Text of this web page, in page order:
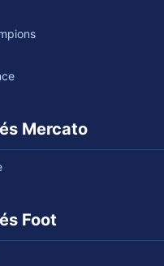
Mercato
Foot